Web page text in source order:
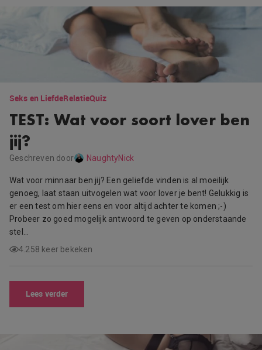
Seks en LiefdeRelatieQuiz
TEST: Wat voor soort lover ben
jij?
Geschreven door NaughtyNick
Wat voor minnaar ben jij? Een geliefde vinden is al moeilijk
genoeg, laat staan uitvogelen wat voor lover je bent! Gelukkig is
er een test om hier eens en voor altijd achter te komen ;-)
Probeer zo goed mogelijk antwoord te geven op onderstaande
stel…
4.258 keer bekeken
Lees verder